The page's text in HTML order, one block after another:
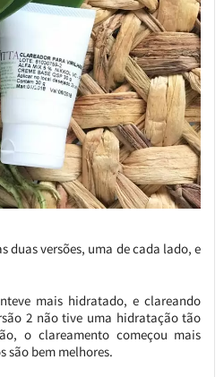
duas versões, uma de cada lado, e
mais hidratado, e clareando
2 não tive uma hidratação tão
o clareamento começou mais
são bem melhores.